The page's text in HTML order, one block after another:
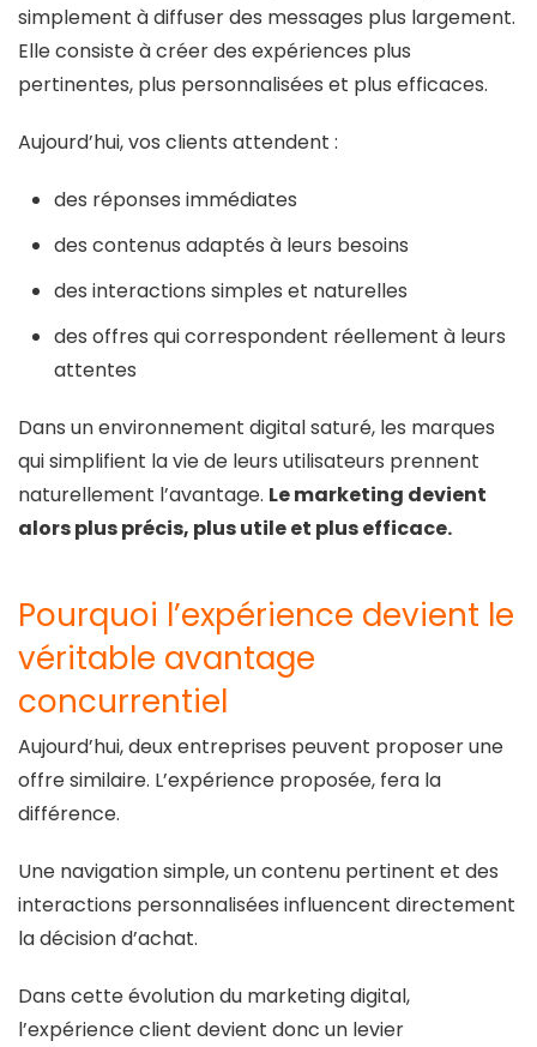
simplement à diffuser des messages plus largement.
Elle consiste à créer des expériences plus
pertinentes, plus personnalisées et plus efficaces.
Aujourd’hui, vos clients attendent :
des réponses immédiates
des contenus adaptés à leurs besoins
des interactions simples et naturelles
des offres qui correspondent réellement à leurs
attentes
Dans un environnement digital saturé, les marques
qui simplifient la vie de leurs utilisateurs prennent
naturellement l’avantage. Le marketing devient
alors plus précis, plus utile et plus efficace.
Pourquoi l’expérience devient le
véritable avantage
concurrentiel
Aujourd’hui, deux entreprises peuvent proposer une
offre similaire. L’expérience proposée, fera la
différence.
Une navigation simple, un contenu pertinent et des
interactions personnalisées influencent directement
la décision d’achat.
Dans cette évolution du marketing digital,
l’expérience client devient donc un levier